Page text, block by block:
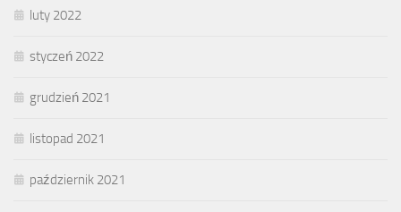
luty 2022
styczeń 2022
grudzień 2021
listopad 2021
październik 2021